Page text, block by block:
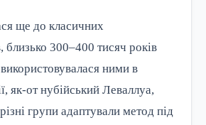
ще до класичних
близько 300–400 тисяч років
ними в
як-от нубійський Леваллуа,
групи адаптували метод під